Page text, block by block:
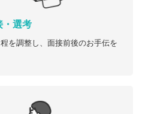
・選考
を調整し、面接前後のお手伝を